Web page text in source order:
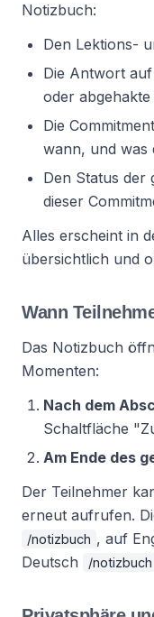
Notizbuch:
Den Lektions-
Die Antwort
oder
Die
wann, und was
Den Status der
dieser
Alles erscheint in
übersichtlich und
Wann
Das Notizbuch
Momenten:
Nach dem
Schaltfläche
Am Ende des
Der Teilnehmer
erneut aufrufen.
/notizbuch , auf
Deutsch
/notizbuch